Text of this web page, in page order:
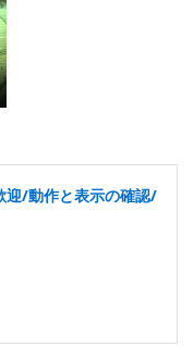
迎/動作と表示の確認/